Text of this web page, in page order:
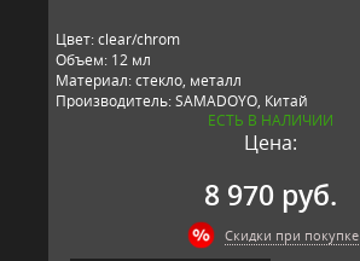
Цвет: clear/chrom
Объем: 12 мл
Материал: стекло, металл
Производитель: SAMADOYO, Китай
ЕСТЬ В НАЛИЧИИ
Цена:
8 970 руб.
Скидки при покупке